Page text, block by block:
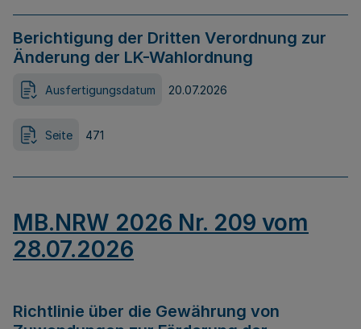
Berichtigung der Dritten Verordnung zur
Änderung der LK-Wahlordnung
Ausfertigungsdatum 20.07.2026
Seite 471
MB.NRW 2026 Nr. 209 vom
28.07.2026
Richtlinie über die Gewährung von